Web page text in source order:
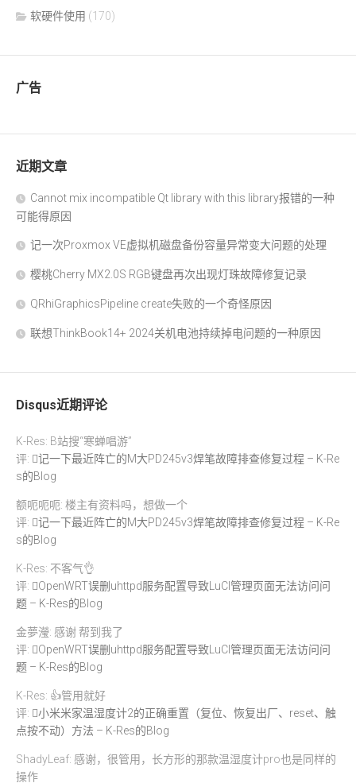
软硬件使用 (170)
广告
近期文章
Cannot mix incompatible Qt library with this library报错的一种
可能得原因
记一次Proxmox VE虚拟机磁盘备份容量异常变大问题的处理
樱桃Cherry MX2.0S RGB键盘再次出现灯珠故障修复记录
QRhiGraphicsPipeline create失败的一个奇怪原因
联想ThinkBook14+ 2024关机电池持续掉电问题的一种原因
Disqus近期评论
K-Res: B站搜“寒蝉唱游”
评:
记一下最近阵亡的M大PD245v3焊笔故障排查修复过程 – K-Re
s的Blog
额呃呃呃: 楼主有资料吗，想做一个
评:
记一下最近阵亡的M大PD245v3焊笔故障排查修复过程 – K-Re
s的Blog
K-Res: 不客气👌
评:
OpenWRT误删uhttpd服务配置导致LuCI管理页面无法访问问
题 – K-Res的Blog
金夢瀅: 感谢 帮到我了
评:
OpenWRT误删uhttpd服务配置导致LuCI管理页面无法访问问
题 – K-Res的Blog
K-Res: 👍管用就好
评:
小米米家温湿度计2的正确重置（复位、恢复出厂、reset、触
点按不动）方法 – K-Res的Blog
ShadyLeaf: 感谢，很管用，长方形的那款温湿度计pro也是同样的
操作